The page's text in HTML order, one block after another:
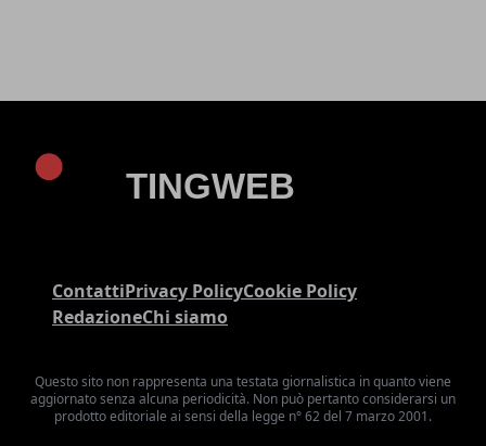
ContattiPrivacy PolicyCookie Policy
RedazioneChi siamo
Questo sito non rappresenta una testata giornalistica in quanto viene
aggiornato senza alcuna periodicità. Non può pertanto considerarsi un
prodotto editoriale ai sensi della legge n° 62 del 7 marzo 2001.